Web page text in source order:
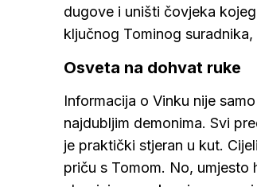
dugove i uništi čovjeka
ključnog Tominog
Osveta na dohvat ruke
Informacija o Vinku nije
najdubljim demonima. Svi
je praktički stjeran u kut.
priču s Tomom. No, umjesto